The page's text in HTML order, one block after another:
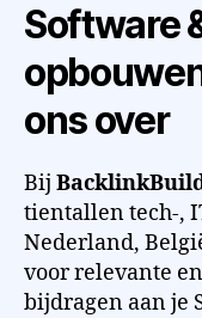
Software
ons over
Bij
tientallen tech-,
Nederland,
voor relevante
bijdragen aan je